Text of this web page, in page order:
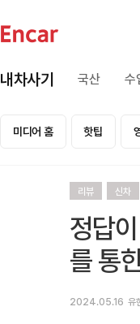
내차사기 국산 수
미디어 홈 핫팁
리뷰 신차
정답
를 통
2024.05.16 유